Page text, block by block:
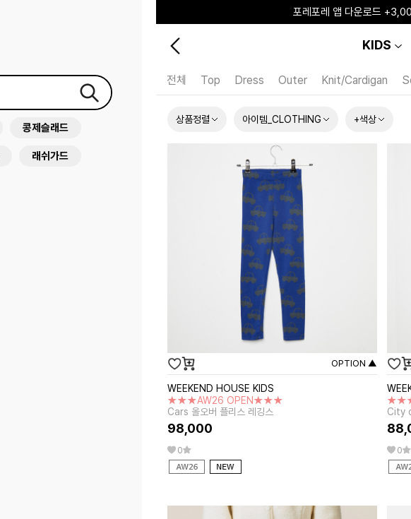
하우스오브캐러셀, 국내단독 프
KIDS
전체 Top Dress Outer Knit/Cardigan
상품정렬 아이템_CLOTHING +색상
OPTION ▲
WEEKEND HOUSE KIDS
★★★AW26 OPEN★★★
Cars 올오버 플리스 레깅스
98,000
0
City
0
콩제슬래드
래쉬가드